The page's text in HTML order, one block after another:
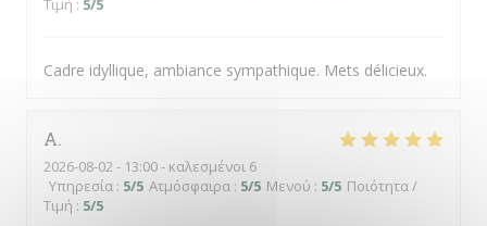
Τιμή : 5/5
Cadre idyllique, ambiance sympathique. Mets délicieux.
A
2026-08-02- 13:00 - καλεσμένοι 6
Υπηρεσία : 5/5 Ατμόσφαιρα : 5/5 Μενού : 5/5 Ποιότητα /
Τιμή : 5/5